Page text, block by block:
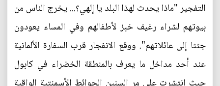
التفجير "ماذا يحدث لهذا البلد يا إلهي؟... يخرج الناس من
بيوتهم لشراء رغيف خبز لأطفالهم وفي المساء يعودون
جثثا إلى عائلاتهم". ووقع الانفجار قرب السفارة الألمانية
عند أحد مداخل ما يعرف بالمنطقة الخضراء في كابول